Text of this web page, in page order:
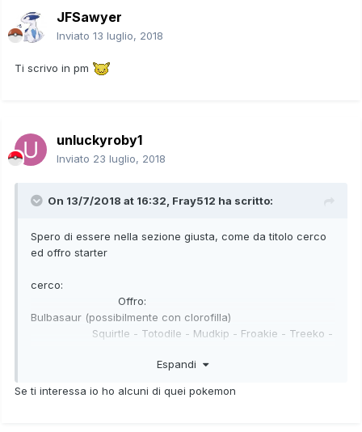
JFSawyer
Inviato 13 luglio, 2018
Ti scrivo in pm
unluckyroby1
Inviato 23 luglio, 2018
On 13/7/2018 at 16:32, Fray512 ha scritto:
Spero di essere nella sezione giusta, come da titolo cerco
ed offro starter
cerco:
Offro:
Bulbasaur (possibilmente con clorofilla)
Squirtle - Totodile - Mudkip - Froakie - Treeko -
Chikorita
Turtwig
Espandi
Se ti interessa io ho alcuni di quei pokemon